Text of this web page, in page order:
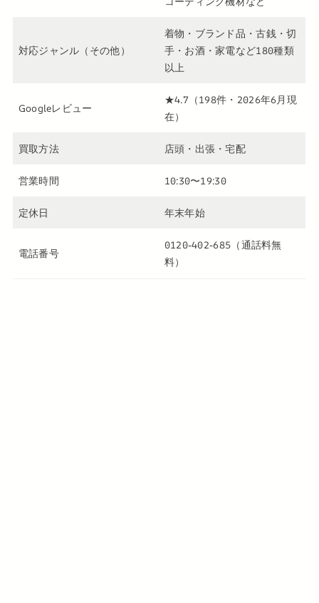
対応ジャンル（その他）
着物・ブランド品・古銭・切
手・お酒・家電など180種類
以上
Googleレビュー
★4.7（198件・2026年6月現
在）
買取方法 店頭・出張・宅配
営業時間 10:30〜19:30
定休日 年末年始
電話番号
0120-402-685（通話料無
料）